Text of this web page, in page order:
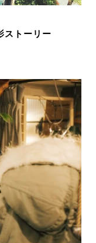
トーリー